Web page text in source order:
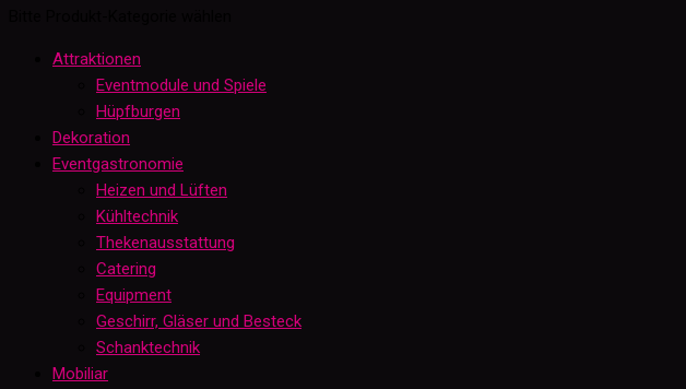
Attraktionen
Eventmodule und Spiele
Hüpfburgen
Dekoration
Eventgastronomie
Heizen und Lüften
Kühltechnik
Thekenausstattung
Catering
Equipment
Geschirr, Gläser und Besteck
Schanktechnik
Mobiliar